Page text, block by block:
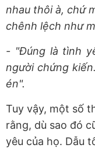
nhau thôi à, chứ
chênh lệch như
- "Đúng là tình
người chứng
én".
Tuy vậy, một số
rằng, dù sao đó
yêu của họ. Dẫu